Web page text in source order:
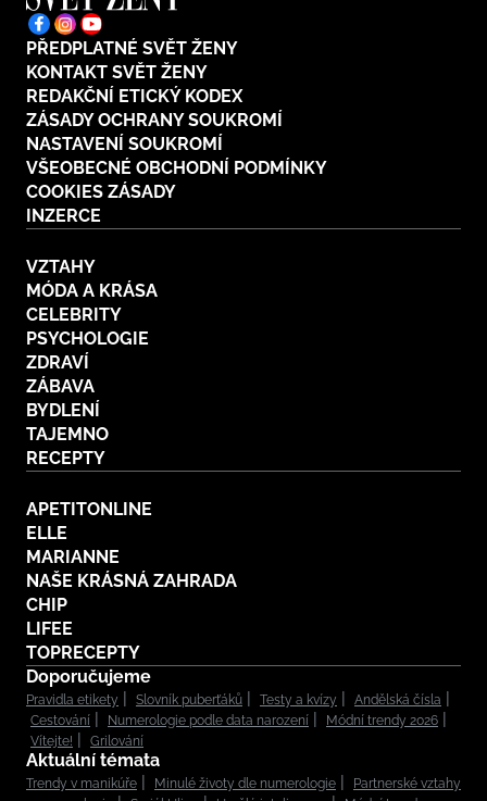
PŘEDPLATNÉ SVĚT ŽENY
KONTAKT SVĚT ŽENY
REDAKČNÍ ETICKÝ KODEX
ZÁSADY OCHRANY SOUKROMÍ
NASTAVENÍ SOUKROMÍ
VŠEOBECNÉ OBCHODNÍ PODMÍNKY
COOKIES ZÁSADY
INZERCE
VZTAHY
MÓDA A KRÁSA
CELEBRITY
PSYCHOLOGIE
ZDRAVÍ
ZÁBAVA
BYDLENÍ
TAJEMNO
RECEPTY
APETITONLINE
ELLE
MARIANNE
NAŠE KRÁSNÁ ZAHRADA
CHIP
LIFEE
TOPRECEPTY
Doporučujeme
Pravidla etikety Slovník puberťáků Testy a kvízy
Andělská čísla
Cestování
Numerologie podle data narození
Módní trendy 2026
Vítejte!
Grilování
Aktuální témata
Trendy v manikúře Minulé životy dle numerologie
Partnerské vztahy